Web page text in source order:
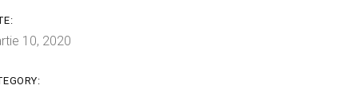
10, 2020